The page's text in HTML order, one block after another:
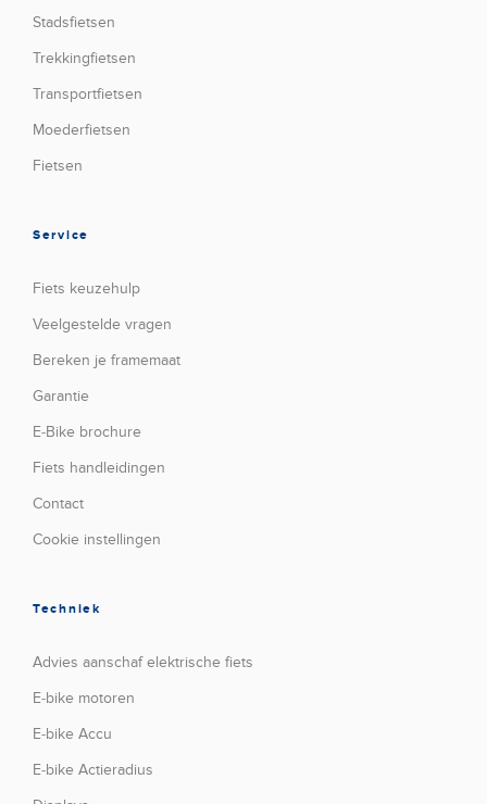
Stadsfietsen
Trekkingfietsen
Transportfietsen
Moederfietsen
Fietsen
Service
Fiets keuzehulp
Veelgestelde vragen
Bereken je framemaat
Garantie
E-Bike brochure
Fiets handleidingen
Contact
Cookie instellingen
Techniek
Advies aanschaf elektrische fiets
E-bike motoren
E-bike Accu
E-bike Actieradius